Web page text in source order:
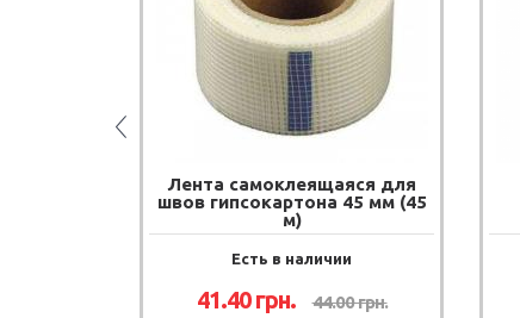
Лента самоклеящаяся для
швов гипсокартона 45 мм (45
м)
Есть в наличии
41.40грн. 44.00грн.